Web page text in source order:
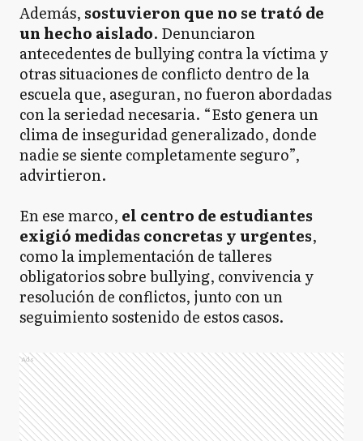
Además, sostuvieron que no se trató de
un hecho aislado. Denunciaron
antecedentes de bullying contra la víctima y
otras situaciones de conflicto dentro de la
escuela que, aseguran, no fueron abordadas
con la seriedad necesaria. “Esto genera un
clima de inseguridad generalizado, donde
nadie se siente completamente seguro”,
advirtieron.
En ese marco, el centro de estudiantes
exigió medidas concretas y urgentes,
como la implementación de talleres
obligatorios sobre bullying, convivencia y
resolución de conflictos, junto con un
seguimiento sostenido de estos casos.
Ads